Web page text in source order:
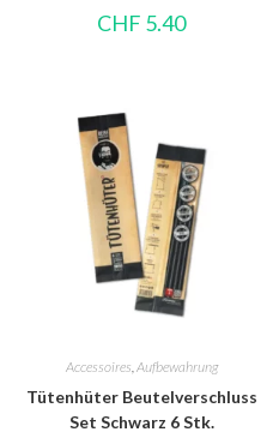
CHF 5.40
Accessoires,Aufbewahrung
Tütenhüter Beutelverschluss
Set Schwarz 6 Stk.